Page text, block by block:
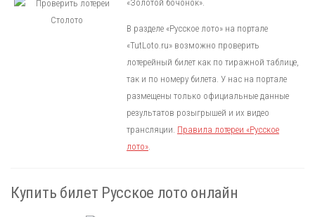
«Золотой бочонок».
В разделе «Русское лото» на портале
«TutLoto.ru» возможно проверить
лотерейный билет как по тиражной таблице,
так и по номеру билета. У нас на портале
размещены только официальные данные
результатов розыгрышей и их видео
трансляции. Правила лотереи «Русское
лото».
Купить билет Русское лото онлайн